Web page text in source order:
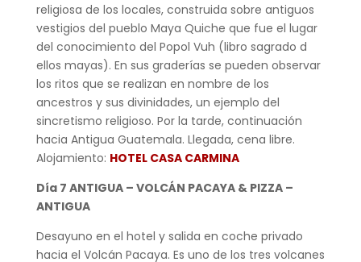
religiosa de los locales, construida sobre antiguos
vestigios del pueblo Maya Quiche que fue el lugar
del conocimiento del Popol Vuh (libro sagrado d
ellos mayas). En sus graderías se pueden observar
los ritos que se realizan en nombre de los
ancestros y sus divinidades, un ejemplo del
sincretismo religioso. Por la tarde, continuación
hacia Antigua Guatemala. Llegada, cena libre.
Alojamiento: HOTEL CASA CARMINA
Día 7 ANTIGUA – VOLCÁN PACAYA & PIZZA –
ANTIGUA
Desayuno en el hotel y salida en coche privado
hacia el Volcán Pacaya. Es uno de los tres volcanes